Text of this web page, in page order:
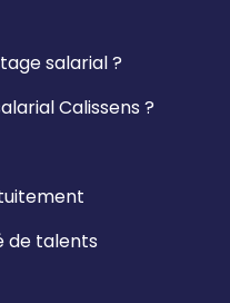
salarial ?
Calissens ?
de talents